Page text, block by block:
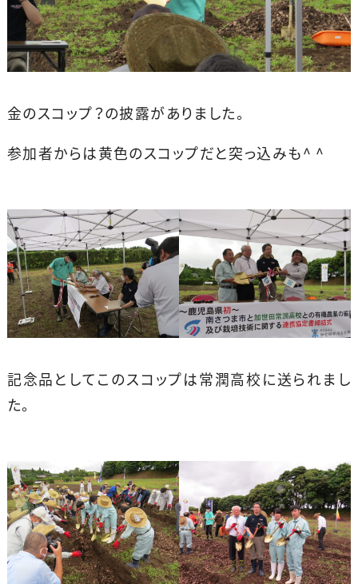
金のスコップ？の披露がありました。
参加者からは黄色のスコップだと突っ込みも^ ^
記念品としてこのスコップは常潤高校に送られまし
た。